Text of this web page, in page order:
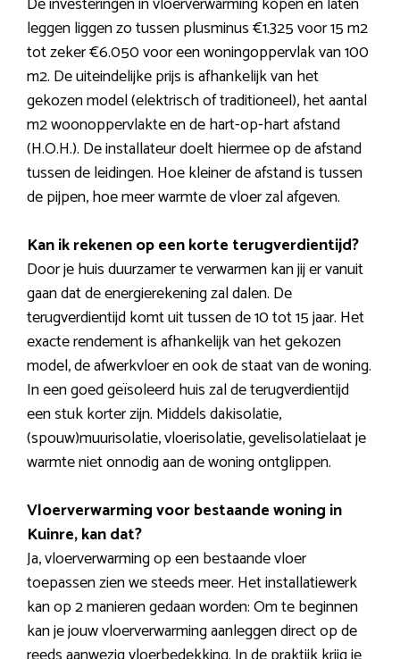
leggen liggen zo tussen plusminus €1.325 voor 15 m2
tot zeker €6.050 voor een woningoppervlak van 100
m2. De uiteindelijke prijs is afhankelijk van het
gekozen model (elektrisch of traditioneel), het aantal
m2 woonoppervlakte en de hart-op-hart afstand
(H.O.H.). De installateur doelt hiermee op de afstand
tussen de leidingen. Hoe kleiner de afstand is tussen
de pijpen, hoe meer warmte de vloer zal afgeven.
Kan ik rekenen op een korte terugverdientijd?
Door je huis duurzamer te verwarmen kan jij er vanuit
gaan dat de energierekening zal dalen. De
terugverdientijd komt uit tussen de 10 tot 15 jaar. Het
exacte rendement is afhankelijk van het gekozen
model, de afwerkvloer en ook de staat van de woning.
In een goed geïsoleerd huis zal de terugverdientijd
een stuk korter zijn. Middels dakisolatie,
(spouw)muurisolatie, vloerisolatie, gevelisolatielaat je
warmte niet onnodig aan de woning ontglippen.
Vloerverwarming voor bestaande woning in
Kuinre, kan dat?
Ja, vloerverwarming op een bestaande vloer
toepassen zien we steeds meer. Het installatiewerk
kan op 2 manieren gedaan worden: Om te beginnen
kan je jouw vloerverwarming aanleggen direct op de